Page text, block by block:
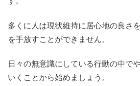
多くに人は現状維持に居心地の良さ
を手放すことができません。
日々の無意識にしている行動の中で
いくことから始めましょう。